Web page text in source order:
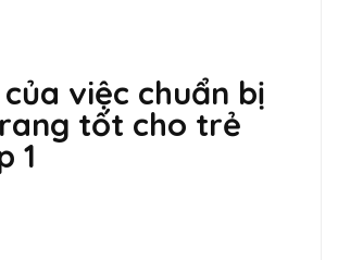
việc chuẩn bị
tốt cho trẻ
1